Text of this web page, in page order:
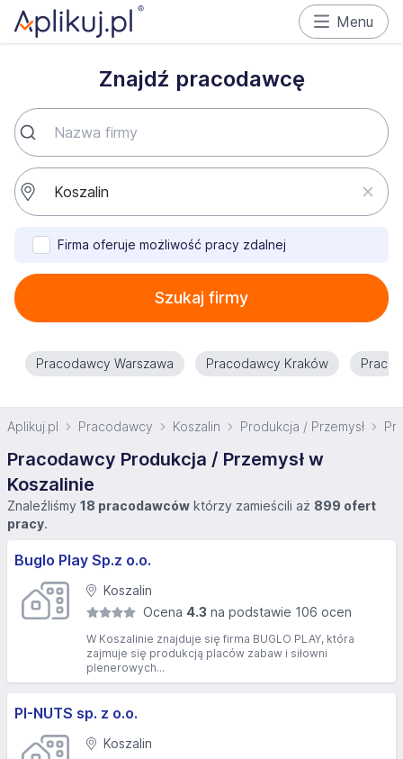
Menu
Znajdź pracodawcę
Firma oferuje możliwość pracy zdalnej
Szukaj firmy
Pracodawcy Warszawa Pracodawcy Kraków
Aplikuj.pl Pracodawcy Koszalin Produkcja / Przemysł
Pracodawcy Produkcja / Przemysł w
Koszalinie
Znaleźliśmy 18 pracodawców którzy zamieścili aż 899 ofert
pracy.
Buglo Play Sp.z o.o.
Koszalin
Ocena 4.3 na podstawie 106 ocen
W Koszalinie znajduje się firma BUGLO PLAY, która
zajmuje się produkcją placów zabaw i siłowni
plenerowych...
PI-NUTS sp. z o.o.
Koszalin